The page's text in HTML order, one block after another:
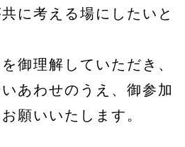
に考える場にしたいと
御理解していただき、
あわせのうえ、御参加
願いいたします。